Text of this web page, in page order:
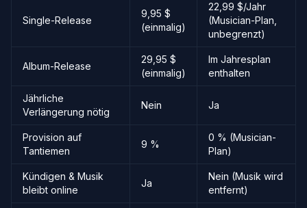
Single-Release
9,95 $
(einmalig)
22,99 $/Jahr
(Musician-Plan,
unbegrenzt)
Album-Release
29,95 $
(einmalig)
Im Jahresplan
enthalten
Jährliche
Verlängerung nötig
Nein Ja
Provision auf
Tantiemen
9 %
0 % (Musician-
Plan)
Kündigen & Musik
bleibt online
Ja
Nein (Musik wird
entfernt)